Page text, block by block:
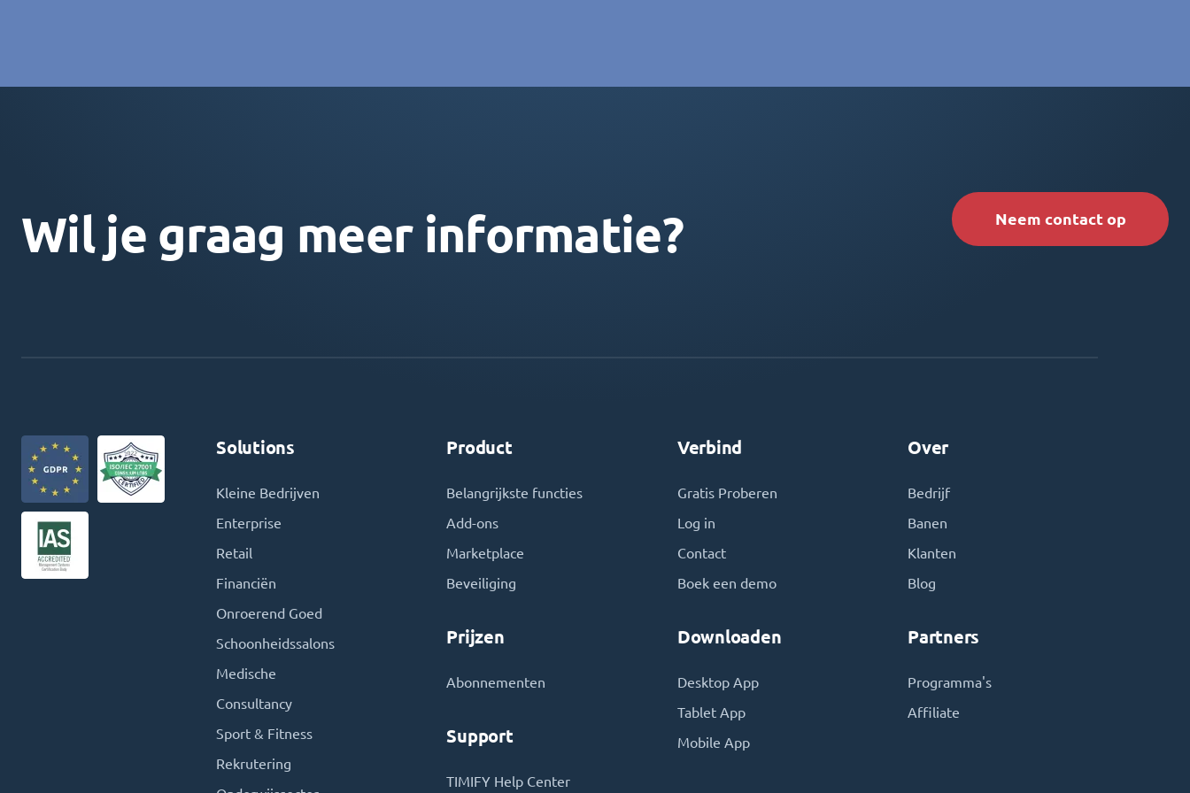
Wil je graag meer informatie? Neem contact op
Solutions
Kleine Bedrijven
Enterprise
Retail
Financiën
Onroerend Goed
Schoonheidssalons
Medische
Consultancy
Sport & Fitness
Rekrutering
Product
Belangrijkste functies
Add-ons
Marketplace
Beveiliging
Prijzen
Abonnementen
Support
TIMIFY Help Center
Verbind
Gratis Proberen
Log in
Contact
Boek een demo
Downloaden
Desktop App
Tablet App
Mobile App
Over
Bedrijf
Banen
Klanten
Blog
Partners
Programma's
Affiliate